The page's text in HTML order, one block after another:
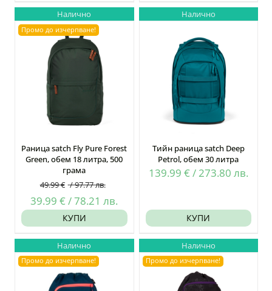
49.99 €
/
97.77
39.99 €
49.99 €
97.77
39.99
Налично
Промо до изчерпване!
Раница satch Fly Pure Forest
Green, обем 18 литра, 500
грама
49.99€ /97.77лв.
Original
49.99 €
/
97.77
39.99€ /78.21лв.
цена
39.99 €
КУПИ
Налично
Тийн раница satch Deep
Petrol, обем 30 литра
139.99 € /273.80 лв.
КУПИ
Налично
Промо до изчерпване!
Налично
Промо до изчерпване!